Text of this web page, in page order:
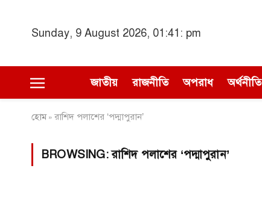
Sunday, 9 August 2026, 01:41: pm
জাতীয় রাজনীতি অপরাধ অর্থনীতি
হোম» রাশিদ পলাশের ‘পদ্মাপুরান’
BROWSING:রাশিদ পলাশের ‘পদ্মাপুরান’